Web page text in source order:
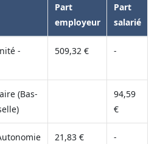
Part
employeur
Part
salarié
-
509,32 € -
(Bas-
94,59
€
21,83 € -